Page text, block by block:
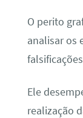
O perito
analisar os
Ele
realização